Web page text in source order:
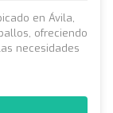
en Ávila,
ofreciendo
necesidades